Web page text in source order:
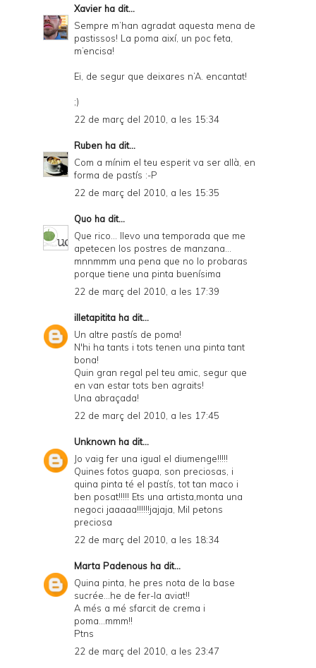
Xavier ha dit...
Sempre m’han agradat aquesta mena de
pastissos! La poma així, un poc feta,
m’encisa!
Ei, de segur que deixares n’A. encantat!
;)
22 de març del 2010, a les 15:34
Ruben ha dit...
Com a mínim el teu esperit va ser allà, en
forma de pastís :-P
22 de març del 2010, a les 15:35
Quo ha dit...
Que rico... llevo una temporada que me
apetecen los postres de manzana...
mnnmmm una pena que no lo probaras
porque tiene una pinta buenísima
22 de març del 2010, a les 17:39
illetapitita ha dit...
Un altre pastís de poma!
N'hi ha tants i tots tenen una pinta tant
bona!
Quin gran regal pel teu amic, segur que
en van estar tots ben agraits!
Una abraçada!
22 de març del 2010, a les 17:45
Unknown ha dit...
Jo vaig fer una igual el diumenge!!!!!
Quines fotos guapa, son preciosas, i
quina pinta té el pastís, tot tan maco i
ben posat!!!!! Ets una artista,monta una
negoci jaaaaa!!!!!!jajaja, Mil petons
preciosa
22 de març del 2010, a les 18:34
Marta Padenous ha dit...
Quina pinta, he pres nota de la base
sucrée...he de fer-la aviat!!
A més a mé sfarcit de crema i
poma...mmm!!
Ptns
22 de març del 2010, a les 23:47